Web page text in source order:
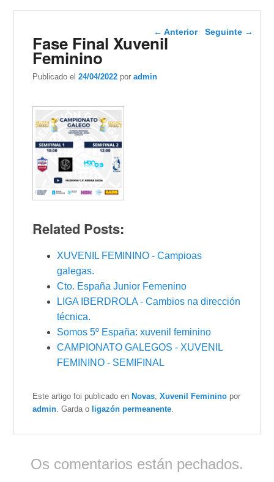
Navegador de artigos
← Anterior Seguinte →
Fase Final Xuvenil
Feminino
Publicado el24/04/2022 poradmin
Related Posts:
XUVENIL FEMININO - Campioas
galegas.
Cto. España Junior Femenino
LIGA IBERDROLA - Cambios na dirección
técnica.
Somos 5º España: xuvenil feminino
CAMPIONATO GALEGOS - XUVENIL
FEMININO - SEMIFINAL
Este artigo foi publicado enNovas ,Xuvenil Feminino por
admin . Garda o ligazón permeanente
Os comentarios están pechados.